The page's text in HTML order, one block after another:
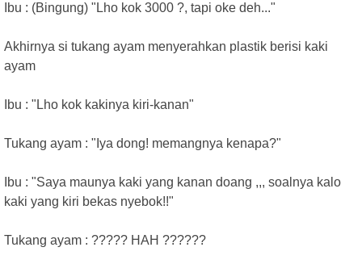
Ibu : (Bingung) "Lho kok 3000 ?, tapi oke deh..."
Akhirnya si tukang ayam menyerahkan plastik berisi kaki
ayam
Ibu : "Lho kok kakinya kiri-kanan"
Tukang ayam : "Iya dong! memangnya kenapa?"
Ibu : "Saya maunya kaki yang kanan doang ,,, soalnya kalo
kaki yang kiri bekas nyebok!!"
Tukang ayam : ????? HAH ??????